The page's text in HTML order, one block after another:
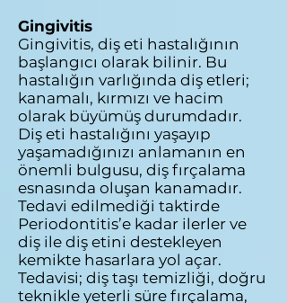
Gingivitis
Gingivitis, diş eti hastalığının
başlangıcı olarak bilinir. Bu
hastalığın varlığında diş etleri;
kanamalı, kırmızı ve hacim
olarak büyümüş durumdadır.
Diş eti hastalığını yaşayıp
yaşamadığınızı anlamanın en
önemli bulgusu, diş fırçalama
esnasında oluşan kanamadır.
Tedavi edilmediği taktirde
Periodontitis’e kadar ilerler ve
diş ile diş etini destekleyen
kemikte hasarlara yol açar.
Tedavisi; diş taşı temizliği, doğru
teknikle yeterli süre fırçalama,